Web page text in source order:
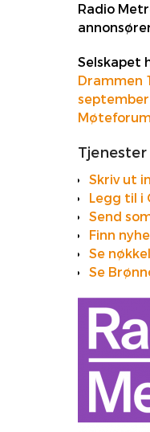
Radio
Selskapet
Drammen
Tjenester
Skriv ut
Legg til i
Send
Finn
Se
Se